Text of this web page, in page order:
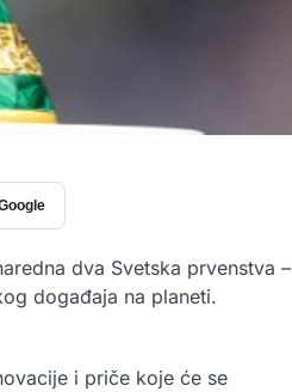
dva Svetska prvenstva –
događaja na planeti.
i priče koje će se